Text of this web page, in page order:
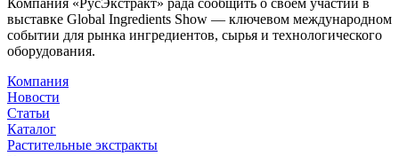
выставке Global Ingredients Show — ключевом международном
событии для рынка ингредиентов, сырья и технологического
оборудования.
Компания
Новости
Статьи
Каталог
Растительные экстракты